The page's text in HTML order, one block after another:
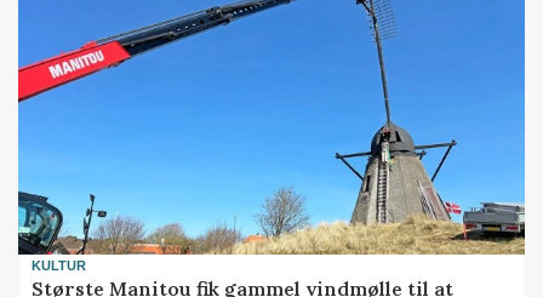
KULTUR
Største Manitou fik gammel vindmølle til at